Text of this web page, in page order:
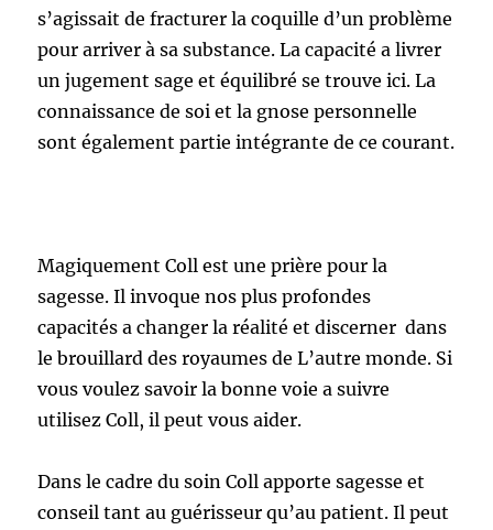
s’agissait de fracturer la coquille d’un problème
pour arriver à sa substance. La capacité a livrer
un jugement sage et équilibré se trouve ici. La
connaissance de soi et la gnose personnelle
sont également partie intégrante de ce courant.
Magiquement Coll est une prière pour la
sagesse. Il invoque nos plus profondes
capacités a changer la réalité et discerner dans
le brouillard des royaumes de L’autre monde. Si
vous voulez savoir la bonne voie a suivre
utilisez Coll, il peut vous aider.
Dans le cadre du soin Coll apporte sagesse et
conseil tant au guérisseur qu’au patient. Il peut